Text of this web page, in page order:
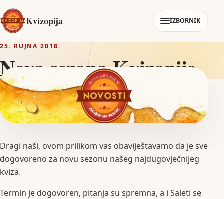
Kvizopija IZBORNIK
25. RUJNA 2018.
Nova sezona Kvizopije
Dragi naši, ovom prilikom vas obaviještavamo da je sve
dogovoreno za novu sezonu našeg najdugovječnijeg
kviza.
Termin je dogovoren, pitanja su spremna, a i Saleti se